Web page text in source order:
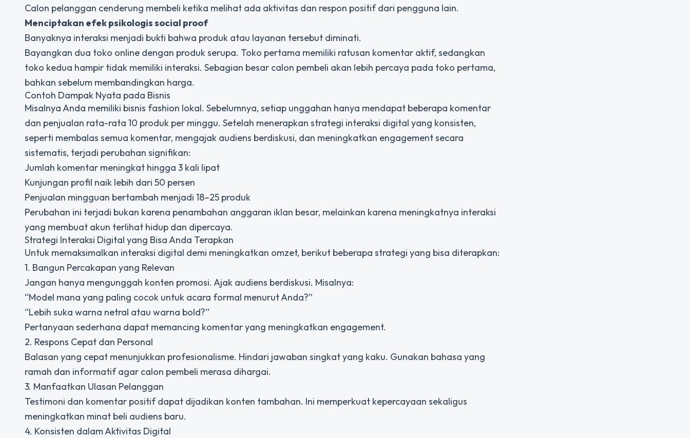
Calon pelanggan cenderung membeli ketika melihat ada aktivitas dan respon positif dari pengguna lain.
Menciptakan efek psikologis social proof
Banyaknya interaksi menjadi bukti bahwa produk atau layanan tersebut diminati.
Bayangkan dua toko online dengan produk serupa. Toko pertama memiliki ratusan komentar aktif, sedangkan
toko kedua hampir tidak memiliki interaksi. Sebagian besar calon pembeli akan lebih percaya pada toko pertama,
bahkan sebelum membandingkan harga.
Contoh Dampak Nyata pada Bisnis
Misalnya Anda memiliki bisnis fashion lokal. Sebelumnya, setiap unggahan hanya mendapat beberapa komentar
dan penjualan rata-rata 10 produk per minggu. Setelah menerapkan strategi interaksi digital yang konsisten,
seperti membalas semua komentar, mengajak audiens berdiskusi, dan meningkatkan engagement secara
sistematis, terjadi perubahan signifikan:
Jumlah komentar meningkat hingga 3 kali lipat
Kunjungan profil naik lebih dari 50 persen
Penjualan mingguan bertambah menjadi 18–25 produk
Perubahan ini terjadi bukan karena penambahan anggaran iklan besar, melainkan karena meningkatnya interaksi
yang membuat akun terlihat hidup dan dipercaya.
Strategi Interaksi Digital yang Bisa Anda Terapkan
Untuk memaksimalkan interaksi digital demi meningkatkan omzet, berikut beberapa strategi yang bisa diterapkan:
1. Bangun Percakapan yang Relevan
Jangan hanya mengunggah konten promosi. Ajak audiens berdiskusi. Misalnya:
“Model mana yang paling cocok untuk acara formal menurut Anda?”
“Lebih suka warna netral atau warna bold?”
Pertanyaan sederhana dapat memancing komentar yang meningkatkan engagement.
2. Respons Cepat dan Personal
Balasan yang cepat menunjukkan profesionalisme. Hindari jawaban singkat yang kaku. Gunakan bahasa yang
ramah dan informatif agar calon pembeli merasa dihargai.
3. Manfaatkan Ulasan Pelanggan
Testimoni dan komentar positif dapat dijadikan konten tambahan. Ini memperkuat kepercayaan sekaligus
meningkatkan minat beli audiens baru.
4. Konsisten dalam Aktivitas Digital